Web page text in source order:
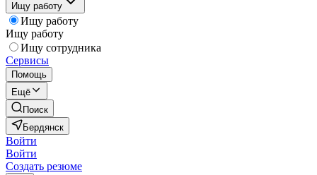
Ищу работу
Ищу работу
Ищу работу
Ищу сотрудника
Сервисы
Помощь
Ещё
Поиск
Бердянск
Войти
Войти
Создать резюме